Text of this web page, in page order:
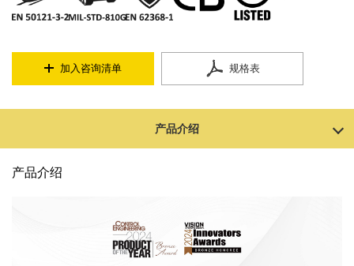
加入咨询清单 规格表
产品介绍
产品介绍